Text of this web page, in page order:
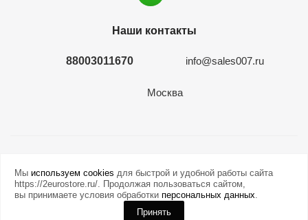
Наши контакты
88003011670 info@sales007.ru
Москва
Мы используем cookies для быстрой и удобной работы сайта
https://2eurostore.ru/. Продолжая пользоваться сайтом,
вы принимаете условия обработки персональных данных.
Принять